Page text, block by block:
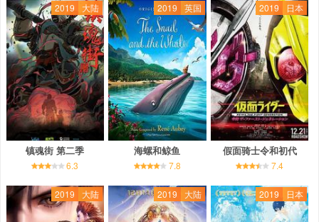
2019 大陆
镇魂街 第二季
6.3
2019 英国
海螺和鲸鱼
7.8
2019 日本
假面骑士令和初代
7.4
2019 大陆 2019 大陆 2019 日本